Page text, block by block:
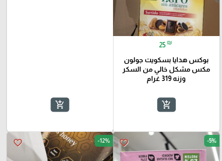
25 ₪
بوكس هدايا بسكويت جولون
مكس مشكل خالي من السكر
وزنه 319 غرام
add_shopping_cart
add_shopping_cart
favorite_border -5%
favorite_border -12%